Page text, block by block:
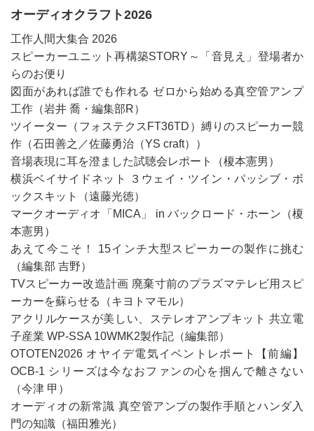
オーディオクラフト2026
工作人間大集合 2026
スピーカーユニット再構築STORY～「音見え」登場者か
らのお便り
図面があれば誰でも作れる ゼロから始める真空管アンプ
工作（岩井 喬・編集部R）
ツイーター（フォステクスFT36TD）縛りのスピーカー競
作（石田善之／佐藤勇治（YS craft））
音場表現に耳を澄ました試聴会レポート（榎本憲男）
横浜ベイサイドネット ３ウェイ・ツイン・パッシブ・ボ
ックスキット（遠藤光徳）
マークオーディオ「MICA」 in バックロード・ホーン（榎
本憲男）
あえて今こそ！ 15インチ大型スピーカーの製作に挑む
（編集部 吉野）
TVスピーカー改造計画 廃棄寸前のプラズマテレビ用スピ
ーカーを蘇らせる（キヨトマモル）
アクリルケースが美しい、ステレオアンプキット 共立電
子産業 WP-SSA 10WMK2製作記（編集部）
OTOTEN2026 オヤイデ電気イベントレポート【前編】
OCB-1 シリーズは今なおファンの心を掴んで離さない
（今津 甲）
オーディオの新常識 真空管アンプの製作手順とハンダ入
門の知識（福田雅光）